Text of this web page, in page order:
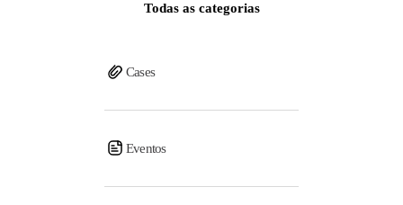
Todas as categorias
Cases
Eventos